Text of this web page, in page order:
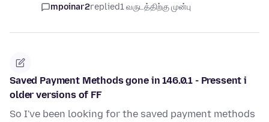
mpoinar2replied1 வருடத்திற்கு முன்பு
Saved Payment Methods gone in 146.0.1 - Pressent i
older versions of FF
So I've been looking for the saved payment methods